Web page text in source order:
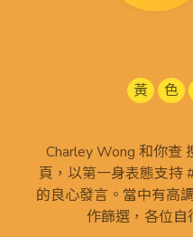
黃 色
Charley Wong 和你查
頁，以第一身表態支持
的良心發言。當中有高
作篩選，各位自